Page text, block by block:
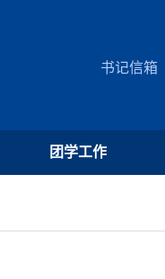
书记信箱
团学工作